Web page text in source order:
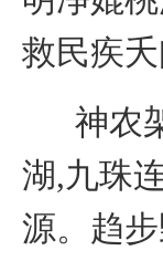
救民疾
神农
湖,九珠
源。趋